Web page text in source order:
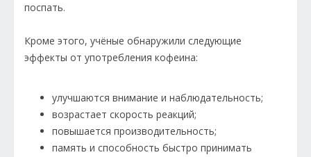
поспать.
Кроме этого, учёные обнаружили следующие
эффекты от употребления кофеина:
улучшаются внимание и наблюдательность;
возрастает скорость реакций;
повышается производительность;
память и способность быстро принимать